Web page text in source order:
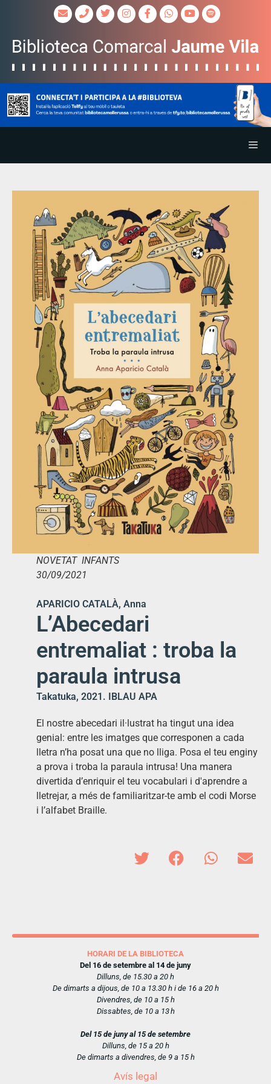
NOVETAT INFANTS
30/09/2021
APARICIO CATALÀ, Anna
L’Abecedari
entremaliat : troba la
paraula intrusa
Takatuka, 2021. IBLAU APA
El nostre abecedari il·lustrat ha tingut una idea
genial: entre les imatges que corresponen a cada
lletra n’ha posat una que no lliga. Posa el teu enginy
a prova i troba la paraula intrusa! Una manera
divertida d’enriquir el teu vocabulari i d'aprendre a
lletrejar, a més de familiaritzar-te amb el codi Morse
i l’alfabet Braille.
HORARI DE LA BIBLIOTECA
Del 16 de setembre al 14 de juny
Dilluns, de 15.30 a 20 h
De dimarts a dijous, de 10 a 13.30 h i de 16 a 20 h
Divendres, de 10 a 15 h
Dissabtes, de 10 a 13 h
Del 15 de juny al 15 de setembre
Dilluns, de 15 a 20 h
De dimarts a divendres, de 9 a 15 h
Avís legal